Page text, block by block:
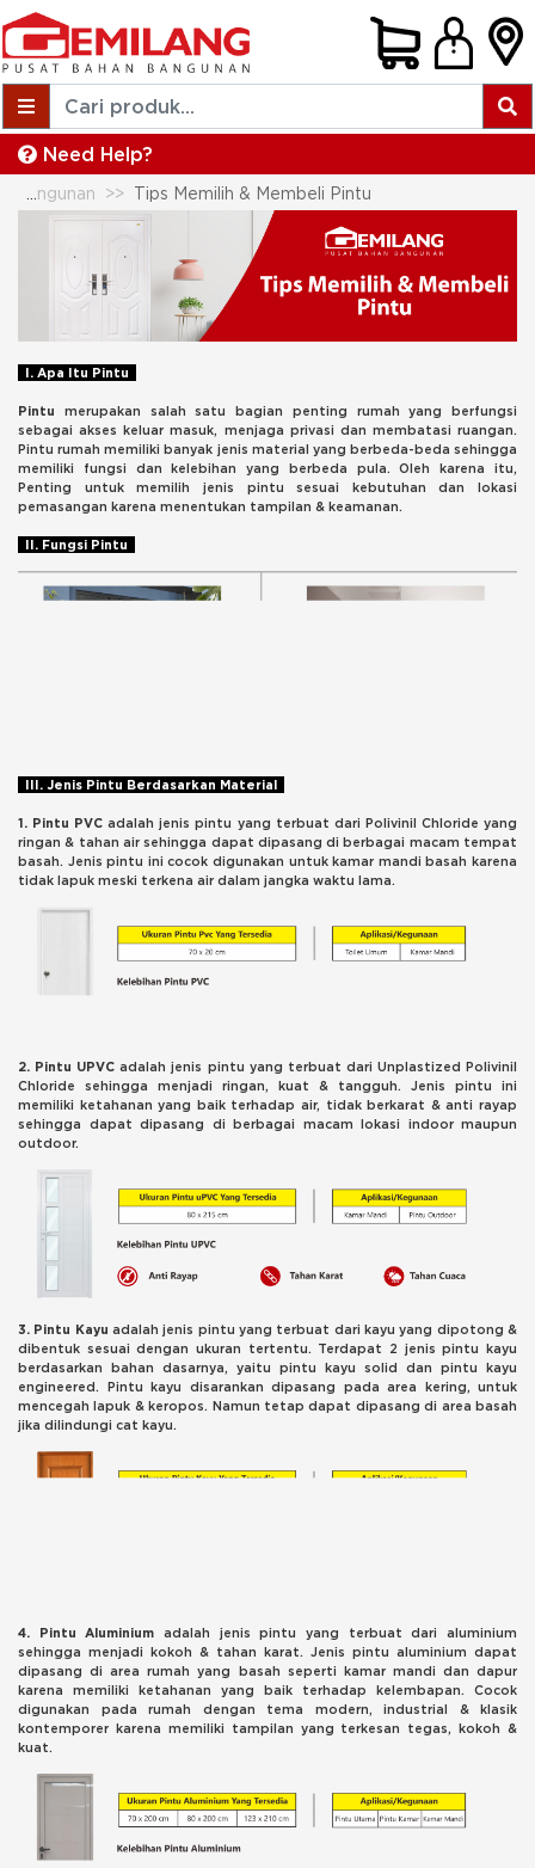
Need Help?
Tips Memilih & Membeli Pintu
I. Apa Itu Pintu
Pintu merupakan salah satu bagian penting rumah yang berfungsi
sebagai akses keluar masuk, menjaga privasi dan membatasi ruangan.
Pintu rumah memiliki banyak jenis material yang berbeda-beda sehingga
memiliki fungsi dan kelebihan yang berbeda pula. Oleh karena itu,
Penting untuk memilih jenis pintu sesuai kebutuhan dan lokasi
pemasangan karena menentukan tampilan & keamanan.
II. Fungsi Pintu
III. Jenis Pintu Berdasarkan Material
1. Pintu PVC adalah jenis pintu yang terbuat dari Polivinil Chloride yang
ringan & tahan air sehingga dapat dipasang di berbagai macam tempat
basah. Jenis pintu ini cocok digunakan untuk kamar mandi basah karena
tidak lapuk meski terkena air dalam jangka waktu lama.
2. Pintu UPVC adalah jenis pintu yang terbuat dari Unplastized Polivinil
Chloride sehingga menjadi ringan, kuat & tangguh. Jenis pintu ini
memiliki ketahanan yang baik terhadap air, tidak berkarat & anti rayap
sehingga dapat dipasang di berbagai macam lokasi indoor maupun
outdoor.
3. Pintu Kayu adalah jenis pintu yang terbuat dari kayu yang dipotong &
dibentuk sesuai dengan ukuran tertentu. Terdapat 2 jenis pintu kayu
berdasarkan bahan dasarnya, yaitu pintu kayu solid dan pintu kayu
engineered. Pintu kayu disarankan dipasang pada area kering, untuk
mencegah lapuk & keropos. Namun tetap dapat dipasang di area basah
jika dilindungi cat kayu.
4. Pintu Aluminium adalah jenis pintu yang terbuat dari aluminium
sehingga menjadi kokoh & tahan karat. Jenis pintu aluminium dapat
dipasang di area rumah yang basah seperti kamar mandi dan dapur
karena memiliki ketahanan yang baik terhadap kelembapan. Cocok
digunakan pada rumah dengan tema modern, industrial & klasik
kontemporer karena memiliki tampilan yang terkesan tegas, kokoh &
kuat.